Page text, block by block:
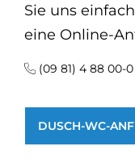
Sie uns
eine Online-
(09 81) 4 88 00-0
DUSCH-WC-